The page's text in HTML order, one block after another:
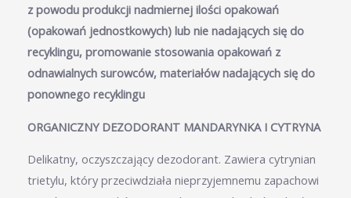
z powodu produkcji nadmiernej ilości opakowań
(opakowań jednostkowych) lub nie nadających się do
recyklingu, promowanie stosowania opakowań z
odnawialnych surowców, materiałów nadających się do
ponownego recyklingu
ORGANICZNY DEZODORANT MANDARYNKA I CYTRYNA
Delikatny, oczyszczający dezodorant. Zawiera cytrynian
trietylu, który przeciwdziała nieprzyjemnemu zapachowi